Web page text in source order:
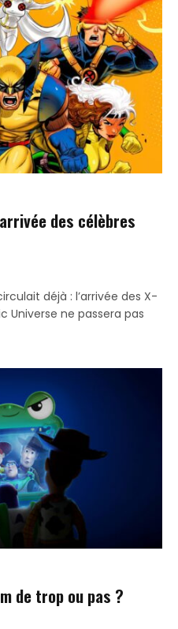
des célèbres
déjà : l’arrivée des X-
Universe ne passera pas
de trop ou pas ?